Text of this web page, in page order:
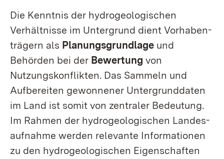
Die Kenntnis der hydrogeologischen
Verhältnisse im Untergrund dient Vorhaben­
trägern als Planungs­grundlage und
Behörden bei der Bewertung von
Nutzungskonflikten. Das Sammeln und
Aufbereiten gewonnener Untergrund­daten
im Land ist somit von zentraler Bedeutung.
Im Rahmen der hydro­geo­lo­gischen Landes­
aufnahme werden relevante Informationen
zu den hydro­geo­lo­gischen Eigen­schaften